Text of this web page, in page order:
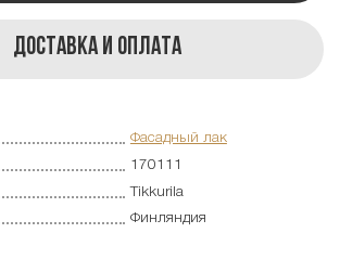
Доставка и оплата
Фасадный лак
170111
Tikkurila
Финляндия